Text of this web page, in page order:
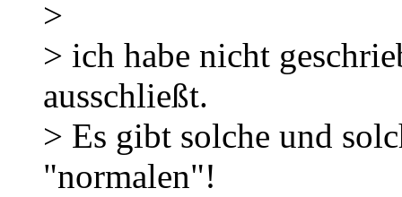
>
> ich habe nicht
ausschließt.
> Es gibt solche und
"normalen"!